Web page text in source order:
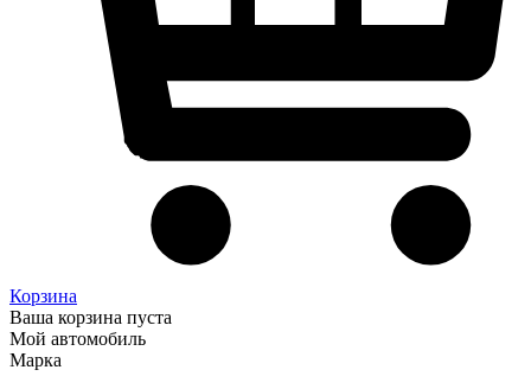
Корзина
Ваша корзина пуста
Мой автомобиль
Марка